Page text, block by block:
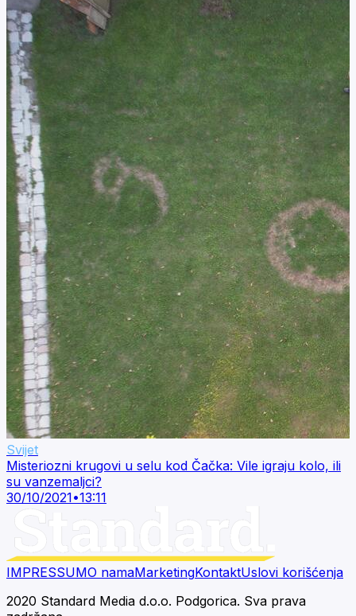
Svijet
Misteriozni krugovi u selu kod Čačka: Vile igraju kolo, ili
su vanzemaljci?
30/10/2021•13:11
IMPRESSUMO namaMarketingKontaktUslovi korišćenja
2020 Standard Media d.o.o. Podgorica. Sva prava